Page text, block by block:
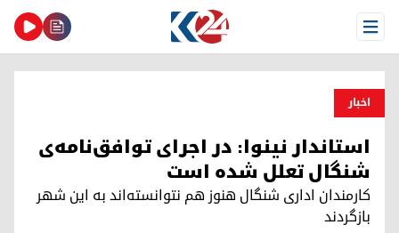
Open Menu
اخبار
استاندار نینوا: در اجرای توافق‌نامەی
شنگال تعلل شده است
کارمندان اداری شنگال هنوز هم نتوانسته‌اند بە این شهر
بازگردند